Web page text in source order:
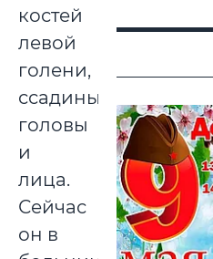
костей
левой
голени,
ссадины
головы
и
лица.
Сейчас
он в